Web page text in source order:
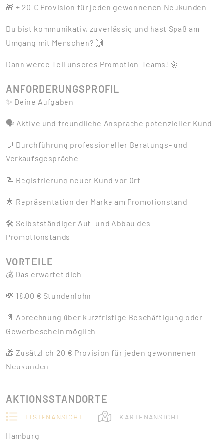
🎁 + 20 € Provision für jeden gewonnenen Neukunden
Du bist kommunikativ, zuverlässig und hast Spaß am
Umgang mit Menschen? 🙌
Dann werde Teil unseres Promotion-Teams! 🚀
ANFORDERUNGSPROFIL
✨ Deine Aufgaben
🗣️ Aktive und freundliche Ansprache potenzieller Kund
💬 Durchführung professioneller Beratungs- und
Verkaufsgespräche
📝 Registrierung neuer Kund vor Ort
🌟 Repräsentation der Marke am Promotionstand
🛠️ Selbstständiger Auf- und Abbau des
Promotionstands
VORTEILE
💰 Das erwartet dich
💸 18,00 € Stundenlohn
📄 Abrechnung über kurzfristige Beschäftigung oder
Gewerbeschein möglich
🎁 Zusätzlich 20 € Provision für jeden gewonnenen
Neukunden
AKTIONSSTANDORTE
LISTENANSICHT KARTENANSICHT
Hamburg